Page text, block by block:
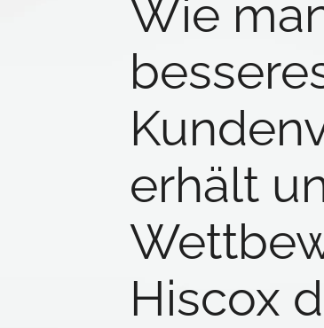
Wie
erhält
Hiscox